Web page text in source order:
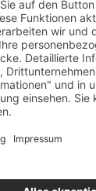
Newsletter